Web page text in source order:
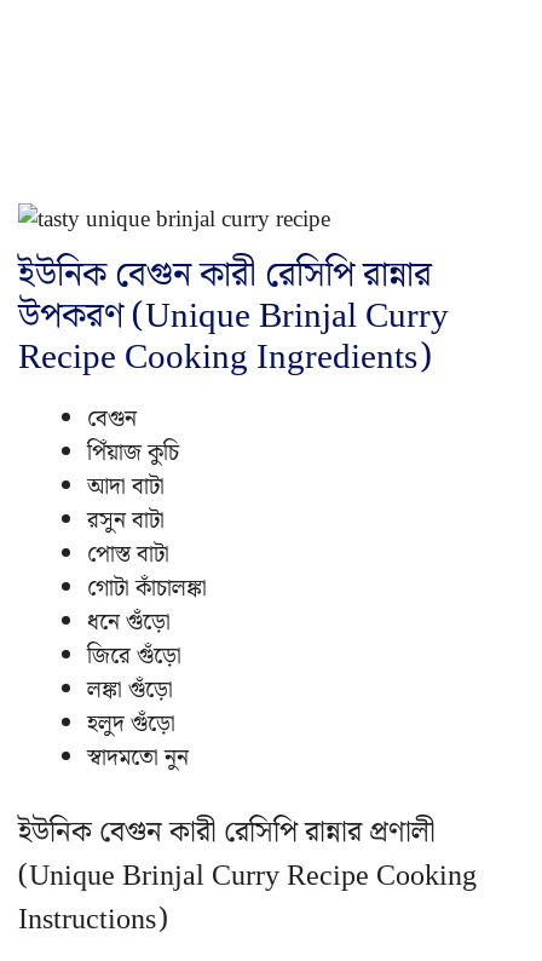
ইউনিক বেগুন কারী রেসিপি রান্নার
উপকরণ (Unique Brinjal Curry
Recipe Cooking Ingredients)
বেগুন
পিঁয়াজ কুচি
আদা বাটা
রসুন বাটা
পোস্ত বাটা
গোটা কাঁচালঙ্কা
ধনে গুঁড়ো
জিরে গুঁড়ো
লঙ্কা গুঁড়ো
হলুদ গুঁড়ো
স্বাদমতো নুন
ইউনিক বেগুন কারী রেসিপি রান্নার প্রণালী
(Unique Brinjal Curry Recipe Cooking
Instructions)